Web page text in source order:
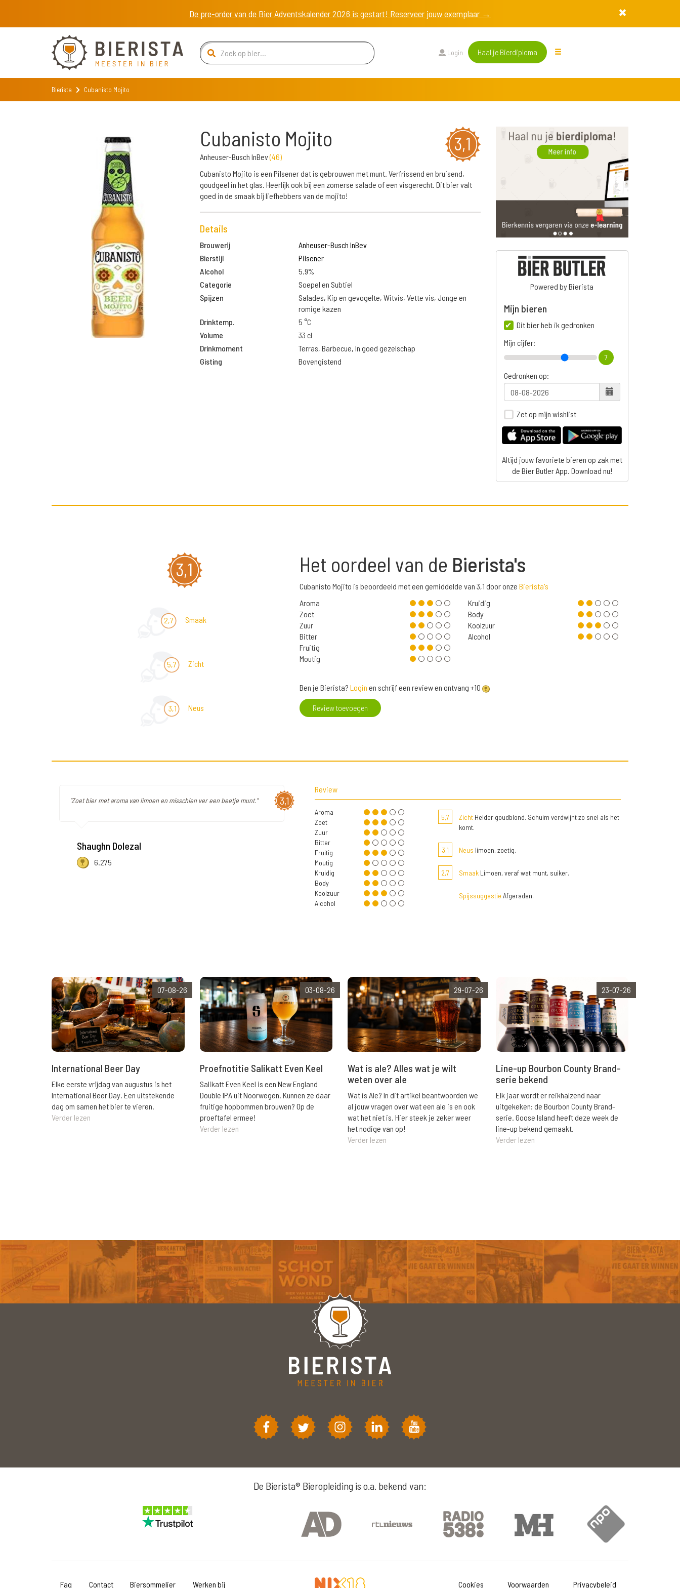
De pre-order van de Bier Adventskalender 2026 is gestart! Reserveer jouw exemplaar →
Login Haal je Bierdiploma
Bierista Cu­ba­nis­to Mo­ji­to
3,1
Cu­ba­nis­to Mo­ji­to
Anheuser-Busch InBev(46)
Cu­ba­nis­to Mo­ji­to is een Pilsener dat is gebrouwen met munt. Verfrissend en bruisend,
goudgeel in het glas. Heerlijk ook bij een zomerse salade of een visgerecht. Dit bier valt
goed in de smaak bij liefhebbers van de mojito!
Details
Brouwerij
Anheuser-Busch InBev
Bierstijl
Pilsener
Alcohol
5.9%
Categorie
Soepel en Subtiel
Spijzen
Salades, Kip en gevogelte, Witvis, Vette vis, Jonge en
romige kazen
Drinktemp.
5 °C
Volume
33 cl
Drinkmoment
Terras, Barbecue, In goed gezelschap
Gisting
Bovengistend
Powered by Bierista
Mijn bieren
Dit bier heb ik gedronken
Mijn cijfer:
7
Gedronken op:
Zet op mijn wishlist
Altijd jouw favoriete bieren op zak met
de Bier Butler App. Download nu!
3,1
2,7 Smaak
5,7 Zicht
3,1 Neus
Het oordeel van de Bierista's
Cu­ba­nis­to Mo­ji­to is beoordeeld met een gemiddelde van 3,1 door onze Bierista's
Aroma
Zoet
Zuur
Bitter
Fruitig
Moutig
Kruidig
Body
Koolzuur
Alcohol
Ben je Bierista? Login en schrijf een review en ontvang +10
Review toevoegen
3,1
"Zoet bier met aroma van limoen en misschien ver een beetje munt."
Shaughn Dolezal
6.275
Review
Aroma
Zoet
Zuur
Bitter
Fruitig
Moutig
Kruidig
Body
Koolzuur
Alcohol
5,7 ZichtHelder goudblond. Schuim verdwijnt zo snel als het
komt.
3,1 Neus limoen, zoetig.
2,7 SmaakLimoen, veraf wat munt, suiker.
Spijssuggestie Afgeraden.
07-08-26
International Beer Day
Elke eerste vrijdag van augustus is het
International Beer Day. Een uitstekende
dag om samen het bier te vieren.
Verder lezen
03-08-26
Proefnotitie Salikatt Even Keel
Salikatt Even Keel is een New England
Double IPA uit Noorwegen. Kunnen ze daar
fruitige hopbommen brouwen? Op de
proeftafel ermee!
Verder lezen
29-07-26
Wat is ale? Alles wat je wilt
weten over ale
Wat is Ale? In dit artikel beantwoorden we
al jouw vragen over wat een ale is en ook
wat het niet is. Hier steek je zeker weer
het nodige van op!
Verder lezen
23-07-26
Line-up Bourbon County Brand-
serie bekend
Elk jaar wordt er reikhalzend naar
uitgekeken: de Bourbon County Brand-
serie. Goose Island heeft deze week de
line-up bekend gemaakt.
Verder lezen
De Bierista® Bieropleiding is o.a. bekend van:
Faq Contact Biersommelier Werken bij Cookies Voorwaarden Privacybeleid